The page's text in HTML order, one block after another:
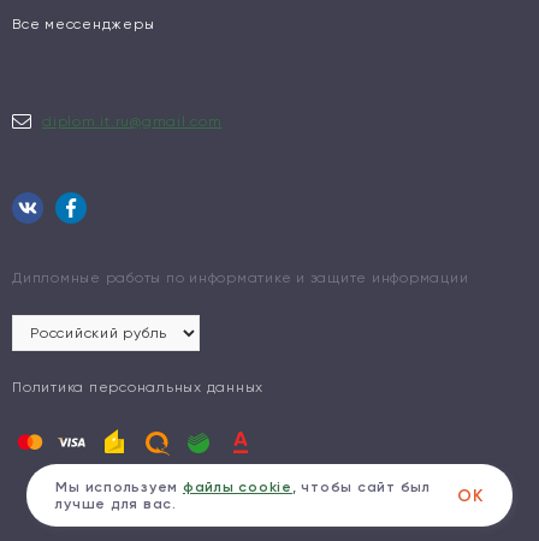
Все мессенджеры
diplom.it.ru@gmail.com
Дипломные работы по информатике и защите информации
Политика персональных данных
Мы используем файлы cookie , чтобы сайт был
лучше для вас.
ОК